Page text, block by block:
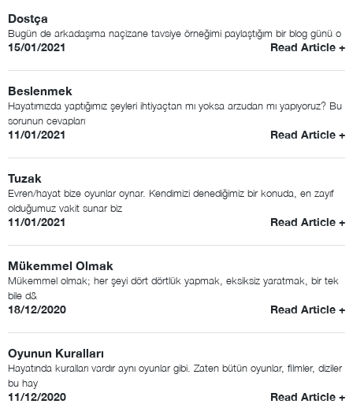
Dostça
Bugün de arkadaşıma naçizane tavsiye örneğimi paylaştığım bir blog günü o
15/01/2021 Read Article +
Beslenmek
Hayatımızda yaptığımız şeyleri ihtiyaçtan mı yoksa arzudan mı yapıyoruz? Bu
sorunun cevapları
11/01/2021 Read Article +
Tuzak
Evren/hayat bize oyunlar oynar. Kendimizi denediğimiz bir konuda, en zayıf
olduğumuz vakit sunar biz
11/01/2021 Read Article +
Mükemmel Olmak
Mükemmel olmak; her şeyi dört dörtlük yapmak, eksiksiz yaratmak, bir tek
bile d&
18/12/2020 Read Article +
Oyunun Kuralları
Hayatında kuralları vardır aynı oyunlar gibi. Zaten bütün oyunlar, filmler, diziler
bu hay
11/12/2020 Read Article +